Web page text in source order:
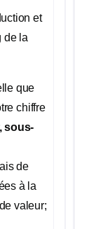
et
de la
que
chiffre
sous-
de
à la
valeur;